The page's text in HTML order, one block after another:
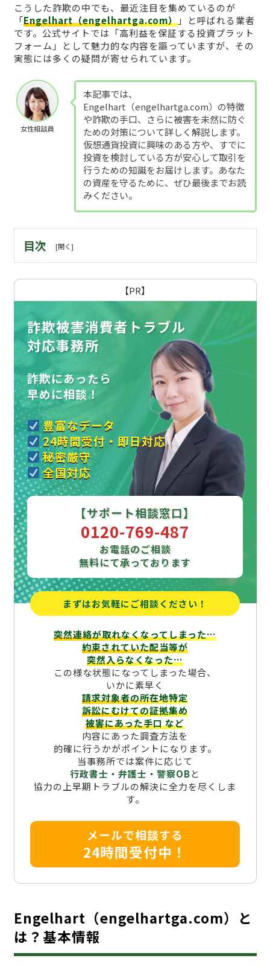
こうした詐欺の中でも、最近注目を集めているのが
「Engelhart（engelhartga.com）」と呼ばれる業者
です。公式サイトでは「高利益を保証する投資プラット
フォーム」として魅力的な内容を謳っていますが、その
実態には多くの疑問が寄せられています。
女性相談員
本記事では、
Engelhart（engelhartga.com）の特徴
や詐欺の手口、さらに被害を未然に防ぐ
ための対策について詳しく解説します。
仮想通貨投資に興味のある方や、すでに
投資を検討している方が安心して取引を
行うための知識をお届けします。あなた
の資産を守るために、ぜひ最後までお読
みください。
目次
【PR】
詐欺被害消費者トラブル
対応事務所
詐欺にあったら
早めに相談！
豊富なデータ
24時間受付・即日対応
秘密厳守
全国対応
【サポート相談窓口】
0120-769-487
お電話のご相談
無料にて承っております
まずはお気軽にご相談ください！
突然連絡が取れなくなってしまった…
約束されていた配当等が
突然入らなくなった…
この様な状態になってしまった場合、
いかに素早く
請求対象者の所在地特定
訴訟にむけての証拠集め
被害にあった手口など
内容にあった調査方法を
的確に行うかがポイントになります。
当事務所では案件に応じて
行政書士・弁護士・警察OBと
協力の上早期トラブルの解決に全力を尽くしま
す。
メールで相談する
24時間受付中！
Engelhart（engelhartga.com）と
は？基本情報